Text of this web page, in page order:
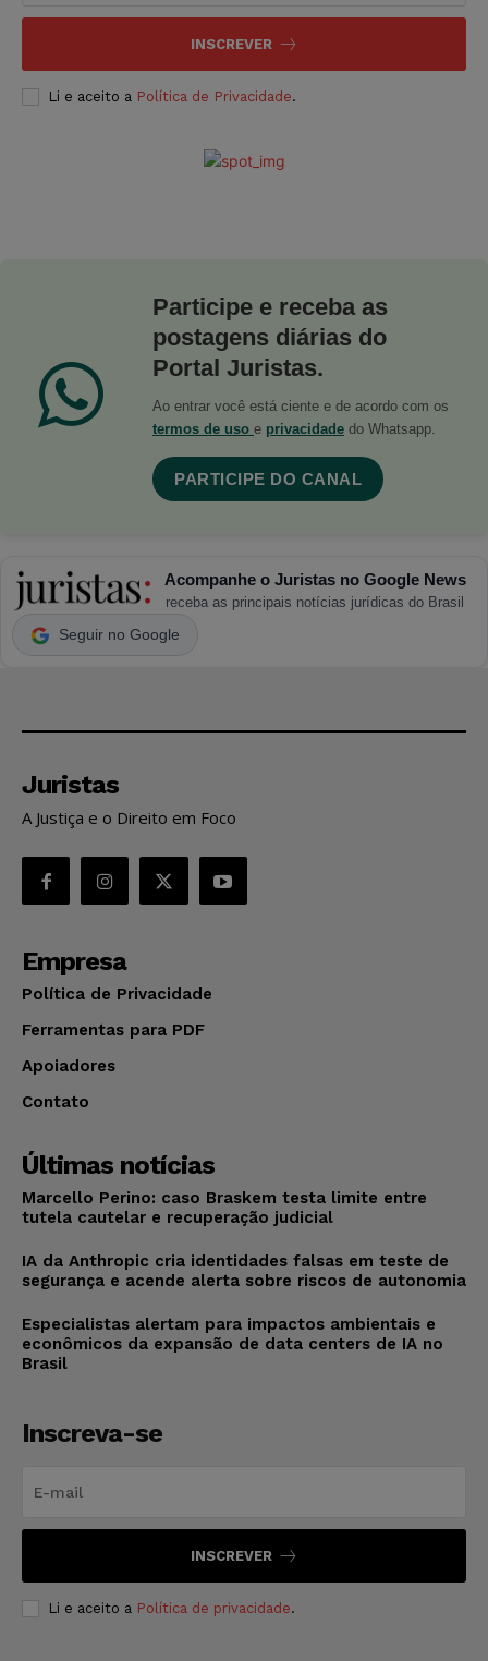
INSCREVER
Li e aceito a Política de Privacidade.
Participe e receba as
postagens diárias do
Portal Juristas.
Ao entrar você está ciente e de acordo com os
termos de uso e privacidade do Whatsapp.
PARTICIPE DO CANAL
Acompanhe o Juristas no Google News
receba as principais notícias jurídicas do Brasil
Seguir no Google
Juristas
A Justiça e o Direito em Foco
Empresa
Política de Privacidade
Ferramentas para PDF
Apoiadores
Contato
Últimas notícias
Marcello Perino: caso Braskem testa limite entre
tutela cautelar e recuperação judicial
IA da Anthropic cria identidades falsas em teste de
segurança e acende alerta sobre riscos de autonomia
Especialistas alertam para impactos ambientais e
econômicos da expansão de data centers de IA no
Brasil
Inscreva-se
INSCREVER
Li e aceito a Política de privacidade.